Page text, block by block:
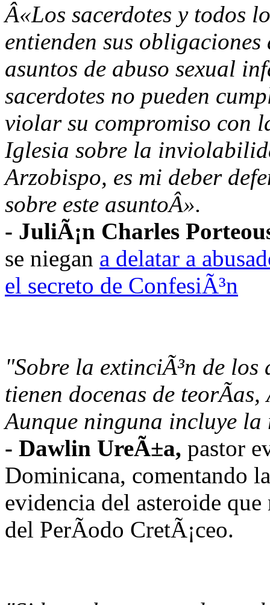
Â«Los sacerdotes y todos
entienden sus
asuntos de abuso sexual
sacerdotes no pueden
violar su compromiso con
Iglesia sobre la
Arzobispo, es mi deber
sobre este asuntoÂ».
- JuliÃ¡n Charles
se niegan a delatar a
el secreto de ConfesiÃ³n
"Sobre la extinciÃ³n de
tienen docenas de
Aunque ninguna incluye
- Dawlin UreÃ±a, pastor
Dominicana, comentando
evidencia del asteroide
del PerÃ­odo CretÃ¡ceo.